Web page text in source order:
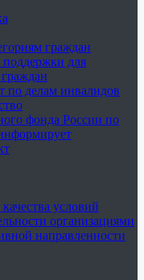
граждан
для
по делам инвалидов
фонда России по
условий
организациями
направленности